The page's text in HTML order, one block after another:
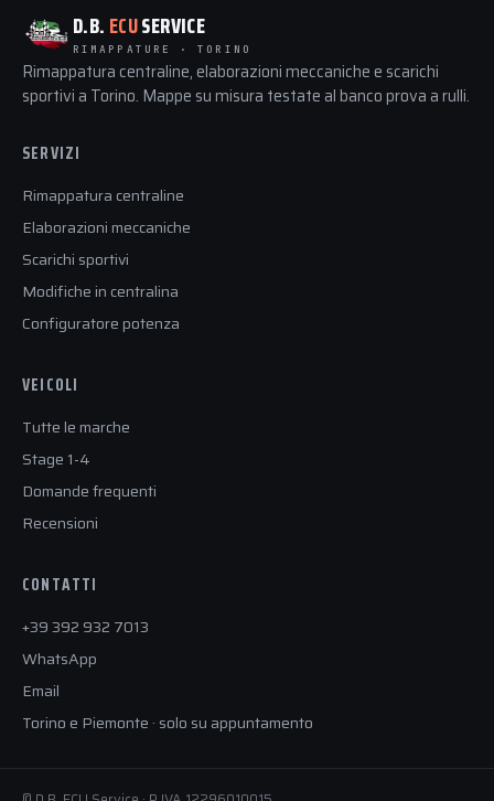
D.B. ECUSERVICE
RIMAPPATURE · TORINO
Rimappatura centraline, elaborazioni meccaniche e scarichi
sportivi a Torino. Mappe su misura testate al banco prova a rulli.
SERVIZI
Rimappatura centraline
Elaborazioni meccaniche
Scarichi sportivi
Modifiche in centralina
Configuratore potenza
VEICOLI
Tutte le marche
Stage 1-4
Domande frequenti
Recensioni
CONTATTI
+39 392 932 7013
WhatsApp
Email
Torino e Piemonte · solo su appuntamento